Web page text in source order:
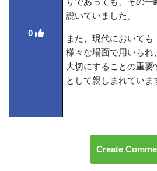
0
説いていました。
また、現代において
様々な場面で用いら
大切にすることの重
として親しまれていま
Create